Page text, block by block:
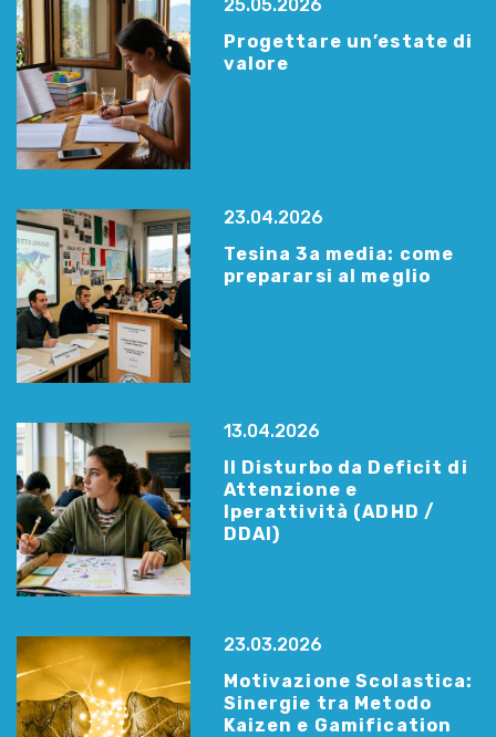
25.05.2026
Progettare un’estate di
valore
23.04.2026
Tesina 3a media: come
prepararsi al meglio
13.04.2026
Il Disturbo da Deficit di
Attenzione e
Iperattività (ADHD /
DDAI)
23.03.2026
Motivazione Scolastica:
Sinergie tra Metodo
Kaizen e Gamification